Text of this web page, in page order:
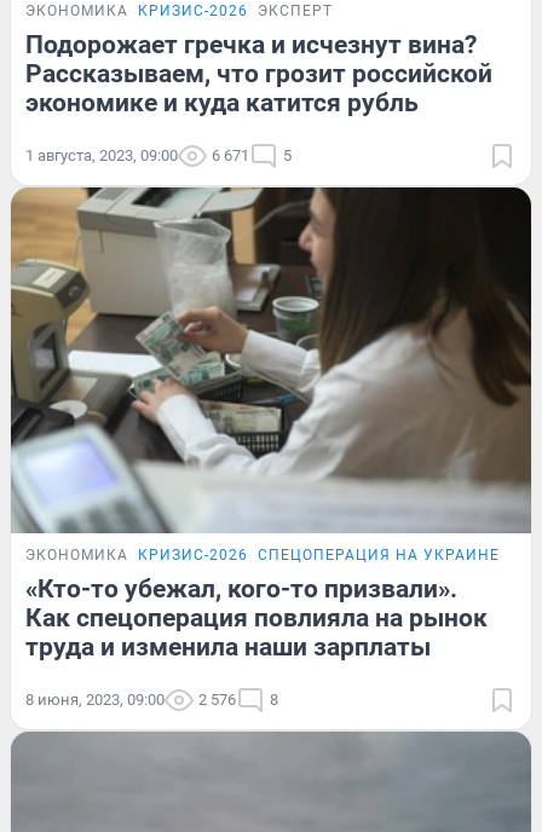
ЭКОНОМИКА КРИЗИС-2026 ЭКСПЕРТ
Подорожает гречка и исчезнут вина?
Рассказываем, что грозит российской
экономике и куда катится рубль
1 августа, 2023, 09:00 6 671 5
ЭКОНОМИКА КРИЗИС-2026 СПЕЦОПЕРАЦИЯ НА УКРАИНЕ
«Кто-то убежал, кого-то призвали».
Как спецоперация повлияла на рынок
труда и изменила наши зарплаты
8 июня, 2023, 09:00 2 576 8